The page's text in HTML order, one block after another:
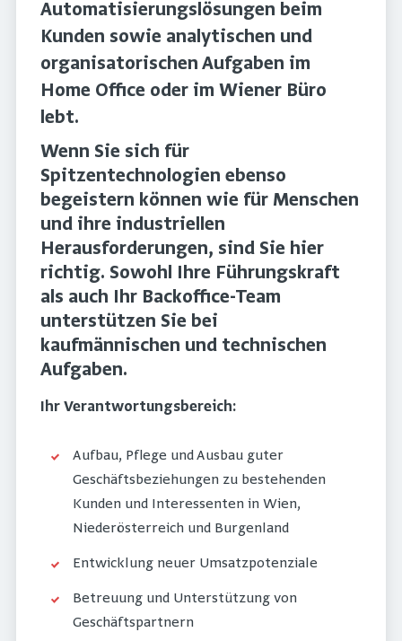
Automatisierungslösungen beim
Kunden sowie analytischen und
organisatorischen Aufgaben im
Home Office oder im Wiener Büro
lebt.
Wenn Sie sich für
Spitzentechnologien ebenso
begeistern können wie für Menschen
und ihre industriellen
Herausforderungen, sind Sie hier
richtig. Sowohl Ihre Führungskraft
als auch Ihr Backoffice-Team
unterstützen Sie bei
kaufmännischen und technischen
Aufgaben.
Ihr Verantwortungsbereich:
Aufbau, Pflege und Ausbau guter
Geschäftsbeziehungen zu bestehenden
Kunden und Interessenten in Wien,
Niederösterreich und Burgenland
Entwicklung neuer Umsatzpotenziale
Betreuung und Unterstützung von
Geschäftspartnern